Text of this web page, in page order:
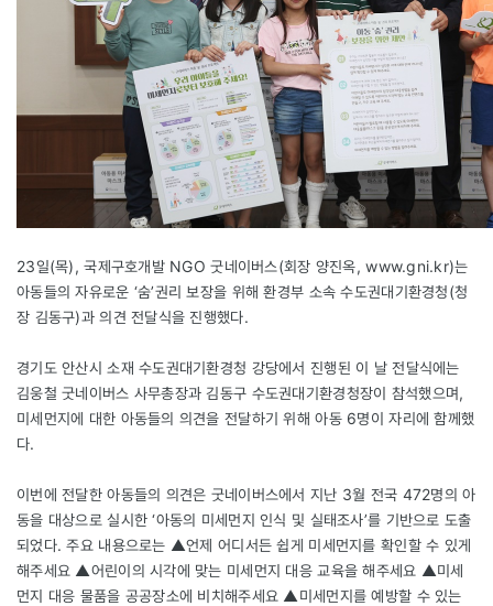
23일(목), 국제구호개발 NGO 굿네이버스(회장 양진옥, www.gni.kr)는
아동들의 자유로운 ‘숨’권리 보장을 위해 환경부 소속 수도권대기환경청(청
장 김동구)과 의견 전달식을 진행했다.
경기도 안산시 소재 수도권대기환경청 강당에서 진행된 이 날 전달식에는
김웅철 굿네이버스 사무총장과 김동구 수도권대기환경청장이 참석했으며,
미세먼지에 대한 아동들의 의견을 전달하기 위해 아동 6명이 자리에 함께했
다.
이번에 전달한 아동들의 의견은 굿네이버스에서 지난 3월 전국 472명의 아
동을 대상으로 실시한 ‘아동의 미세먼지 인식 및 실태조사’를 기반으로 도출
되었다. 주요 내용으로는 ▲언제 어디서든 쉽게 미세먼지를 확인할 수 있게
해주세요 ▲어린이의 시각에 맞는 미세먼지 대응 교육을 해주세요 ▲미세
먼지 대응 물품을 공공장소에 비치해주세요 ▲미세먼지를 예방할 수 있는